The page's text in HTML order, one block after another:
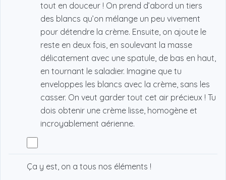
tout en douceur ! On prend d’abord un tiers
des blancs qu’on mélange un peu vivement
pour détendre la crème. Ensuite, on ajoute le
reste en deux fois, en soulevant la masse
délicatement avec une spatule, de bas en haut,
en tournant le saladier. Imagine que tu
enveloppes les blancs avec la crème, sans les
casser. On veut garder tout cet air précieux ! Tu
dois obtenir une crème lisse, homogène et
incroyablement aérienne.
Ça y est, on a tous nos éléments !